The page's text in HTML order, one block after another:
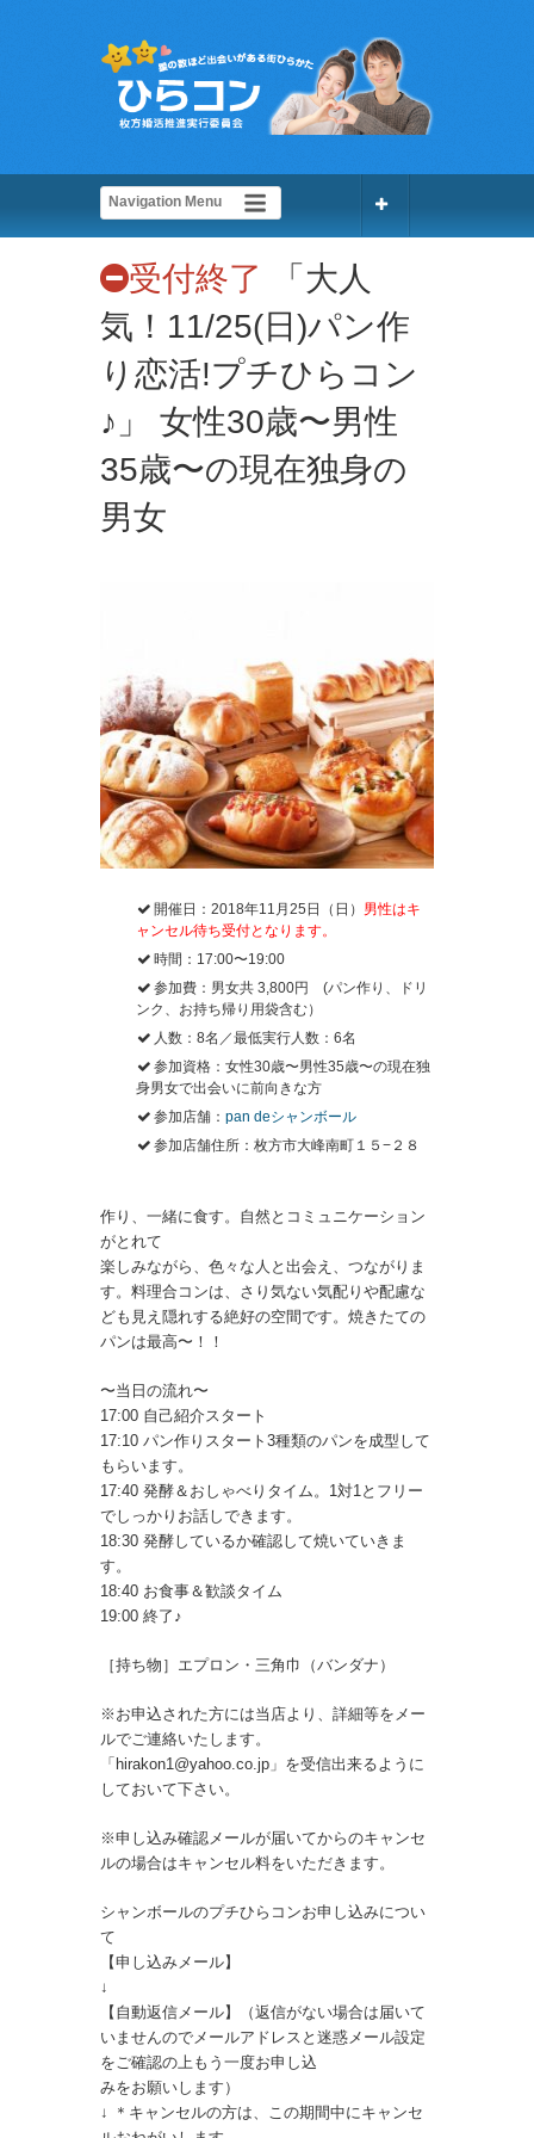
受付終了
「大人
気！11/25(日)パン作
り恋活!プチひらコン
♪」 女性30歳〜男性
35歳〜の現在独身の
男女
開催日：2018年11月25日（日）
男性はキ
ャンセル待ち受付となります。
時間：17:00〜19:00
参加費：男女共 3,800円 (パン作り、ドリ
ンク、お持ち帰り用袋含む）
人数：8名／最低実行人数：6名
参加資格：女性30歳〜男性35歳〜の現在独
身男女で出会いに前向きな方
参加店舗： pan deシャンボール
参加店舗住所：枚方市大峰南町１５−２８
作り、一緒に食す。自然とコミュニケーション
がとれて
楽しみながら、色々な人と出会え、つながりま
す。料理合コンは、さり気ない気配りや配慮な
ども見え隠れする絶好の空間です。焼きたての
パンは最高〜！！
〜当日の流れ〜
17:00 自己紹介スタート
17:10 パン作りスタート3種類のパンを成型して
もらいます。
17:40 発酵＆おしゃべりタイム。1対1とフリー
でしっかりお話しできます。
18:30 発酵しているか確認して焼いていきま
す。
18:40 お食事＆歓談タイム
19:00 終了♪
［持ち物］エプロン・三角巾（バンダナ）
※お申込された方には当店より、詳細等をメー
ルでご連絡いたします。
「hirakon1@yahoo.co.jp」を受信出来るように
しておいて下さい。
※申し込み確認メールが届いてからのキャンセ
ルの場合はキャンセル料をいただきます。
シャンボールのプチひらコンお申し込みについ
て
【申し込みメール】
↓
【自動返信メール】（返信がない場合は届いて
いませんのでメールアドレスと迷惑メール設定
をご確認の上もう一度お申し込
みをお願いします）
↓ ＊キャンセルの方は、この期間中にキャンセ